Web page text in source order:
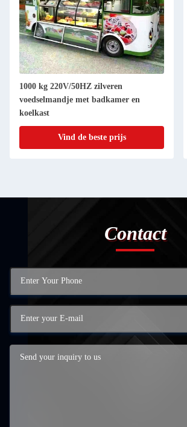
1000 kg 220V/50HZ zilveren
voedselmandje met badkamer en
koelkast
Vind de beste prijs
Contact